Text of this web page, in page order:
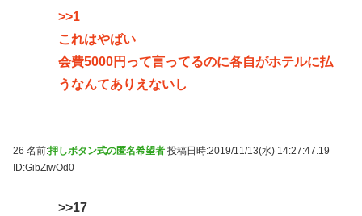
>>1
これはやばい
会費5000円って言ってるのに各自がホテルに払
うなんてありえないし
26 名前:押しボタン式の匿名希望者 投稿日時:2019/11/13(水) 14:27:47.19
ID:GibZiwOd0
>>17